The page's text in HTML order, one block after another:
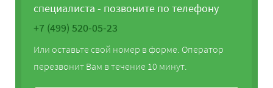
специалиста - позвоните по телефону
+7 (499) 520-05-23
Или оставьте свой номер в форме. Оператор
перезвонит Вам в течение 10 минут.